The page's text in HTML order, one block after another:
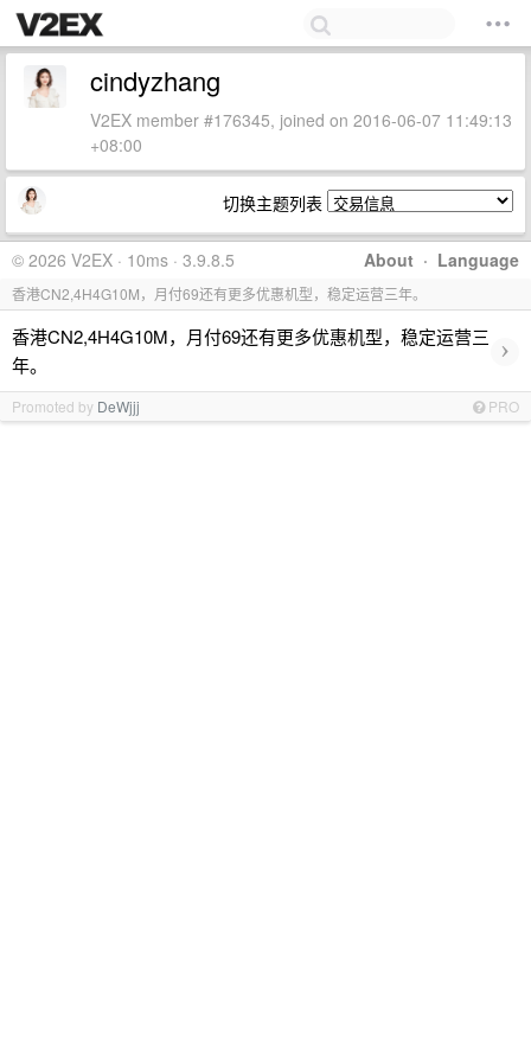
cindyzhang
V2EX member #176345, joined on 2016-06-07 11:49:13
+08:00
切换主题列表
About · Language
© 2026 V2EX · 10ms · 3.9.8.5
香港CN2,4H4G10M，月付69还有更多优惠机型，稳定运营三年。
香港CN2,4H4G10M，月付69还有更多优惠机型，稳定运营三
年。
›
Promoted by DeWjjj PRO